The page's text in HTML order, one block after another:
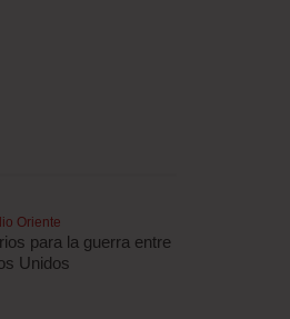
Oriente
para la guerra entre
Unidos